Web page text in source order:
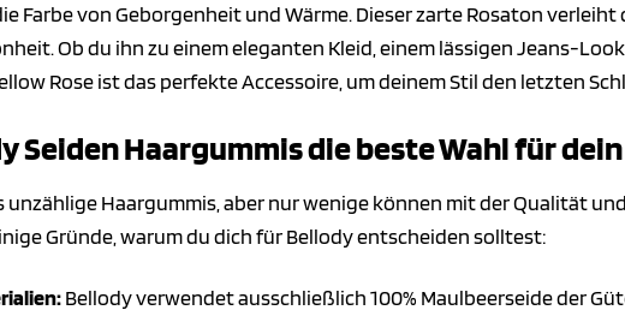
Farbe von Geborgenheit und Wärme. Dieser zarte Rosaton
Ob du ihn zu einem eleganten Kleid, einem lässigen Jeans-
Rose ist das perfekte Accessoire, um deinem Stil den letzten
Seiden Haargummis die beste Wahl für
unzählige Haargummis, aber nur wenige können mit der Qualität
Gründe, warum du dich für Bellody entscheiden solltest:
Bellody verwendet ausschließlich 100% Maulbeerseide der